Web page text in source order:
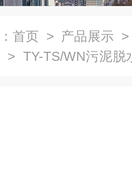
首页 > 产品展示
> TY-TS/WN污泥脱